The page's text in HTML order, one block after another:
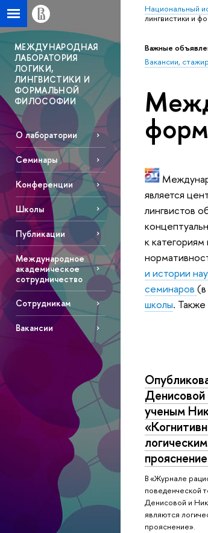
Национальный
лингвистики и
МЕЖДУНАРОДНАЯ
ЛАБОРАТОРИЯ
ЛОГИКИ,
ЛИНГВИСТИКИ И
ФОРМАЛЬНОЙ
ФИЛОСОФИИ
О лаборатории
Семинары
Конференции
Школы
Публикации
Международное
академическое
сотрудничество
Сотрудникам
Вакансии
Важные
Вакансии,
является
лингвистов
к
и истории
семинаров
школы.
Денисовой
ученым
В «Журнале
поведенческой
Денисовой и
являются
прояснение».